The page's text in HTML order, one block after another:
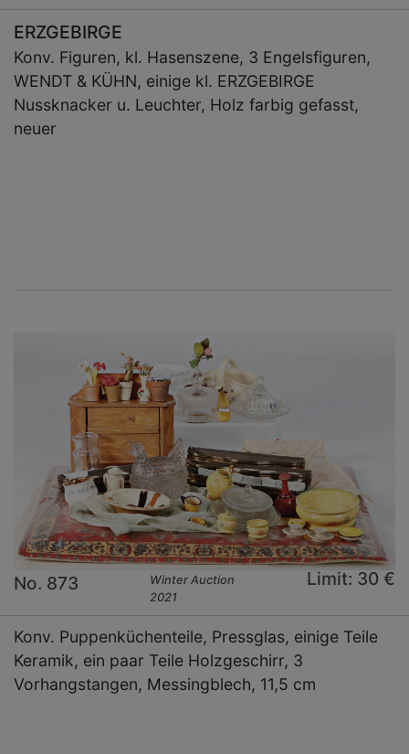
ERZGEBIRGE
Konv. Figuren, kl. Hasenszene, 3 Engelsfiguren,
WENDT & KÜHN, einige kl. ERZGEBIRGE
Nussknacker u. Leuchter, Holz farbig gefasst,
neuer
No. 873
Winter Auction
2021
Limit: 30 €
Konv. Puppenküchenteile, Pressglas, einige Teile
Keramik, ein paar Teile Holzgeschirr, 3
Vorhangstangen, Messingblech, 11,5 cm